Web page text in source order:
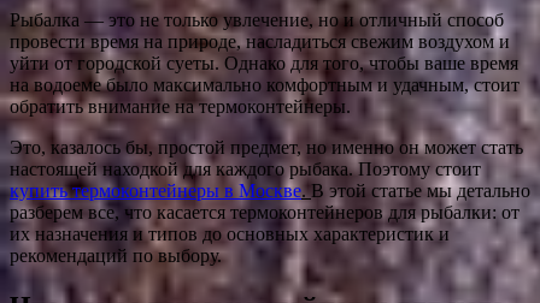
Рыбалка — это не только увлечение, но и отличный способ
провести время на природе, насладиться свежим воздухом и
уйти от городской суеты. Однако для того, чтобы ваше время
на водоеме было максимально комфортным и удачным, стоит
обратить внимание на термоконтейнеры.
Это, казалось бы, простой предмет, но именно он может стать
настоящей находкой для каждого рыбака. Поэтому стоит
купить термоконтейнеры в Москве.В этой статье мы детально
разберем все, что касается термоконтейнеров для рыбалки: от
их назначения и типов до основных характеристик и
рекомендаций по выбору.